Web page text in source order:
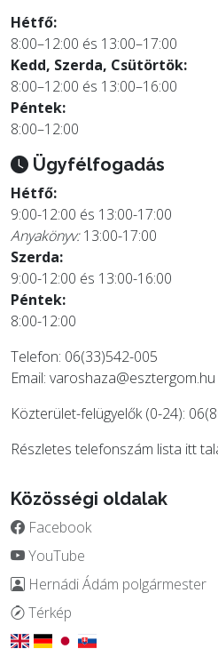
Hétfő:
8:00–12:00 és 13:00–17:00
Kedd, Szerda, Csütörtök:
8:00–12:00 és 13:00–16:00
Péntek:
8:00–12:00
Ügyfélfogadás
Hétfő:
9:00-12:00 és 13:00-17:00
Anyakönyv:13:00-17:00
Szerda:
9:00-12:00 és 13:00-16:00
Péntek:
8:00-12:00
Telefon: 06(33)542-005
Email: varoshaza@esztergom.hu
Közterület-felügyelők (0-24):
Részletes telefonszám lista itt
Közösségi oldalak
Facebook
YouTube
Hernádi Ádám polgármester
Térkép